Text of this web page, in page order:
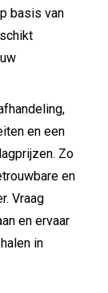
basis van
en een
Zo
en
Vraag
en ervaar
in